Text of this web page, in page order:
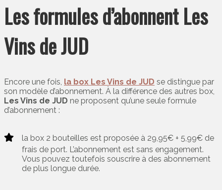
Les formules d’abonnent Les
Vins de JUD
Encore une fois, la box Les Vins de JUD se distingue par
son modèle d’abonnement. À la différence des autres box,
Les Vins de JUD ne proposent qu’une seule formule
d’abonnement :
la box 2 bouteilles est proposée à 29,95€ + 5,99€ de
frais de port. L’abonnement est sans engagement.
Vous pouvez toutefois souscrire à des abonnement
de plus longue durée.